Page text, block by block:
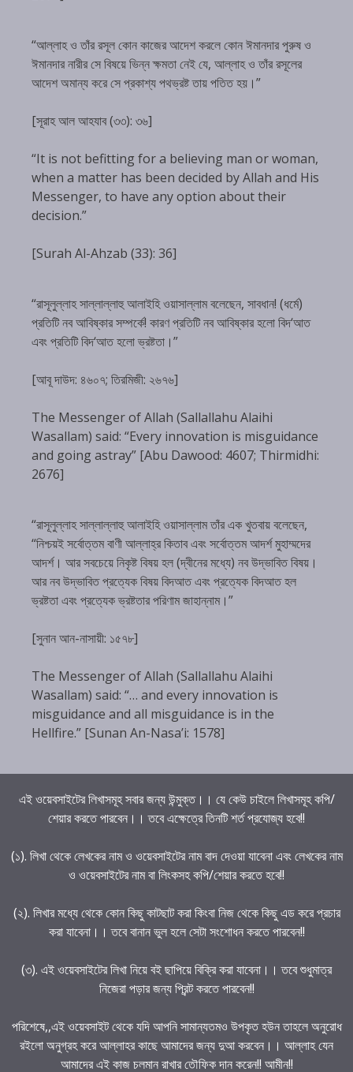
“আল্লাহ ও তাঁর রসূল কোন কাজের আদেশ করলে কোন ঈমানদার পুরুষ ও
ঈমানদার নারীর সে বিষয়ে ভিন্ন ক্ষমতা নেই যে, আল্লাহ ও তাঁর রসূলের
আদেশ অমান্য করে সে প্রকাশ্য পথভ্রষ্ট তায় পতিত হয়।”
[সূরাহ আল আহযাব (৩৩): ৩৬]
“It is not befitting for a believing man or woman,
when a matter has been decided by Allah and His
Messenger, to have any option about their
decision.”
[Surah Al-Ahzab (33): 36]
“রাসূলুল্লাহ সাল্লাল্লাহু আলাইহি ওয়াসাল্লাম বলেছেন, সাবধান! (ধর্মে)
প্রতিটি নব আবিষ্কার সম্পর্কে! কারণ প্রতিটি নব আবিষ্কার হলো বিদ‘আত
এবং প্রতিটি বিদ‘আত হলো ভ্রষ্টতা।”
[আবূ দাউদ: ৪৬০৭; তিরমিজী: ২৬৭৬]
The Messenger of Allah (Sallallahu Alaihi
Wasallam) said: “Every innovation is misguidance
and going astray” [Abu Dawood: 4607; Thirmidhi:
2676]
“রাসূলুল্লাহ সাল্লাল্লাহু আলাইহি ওয়াসাল্লাম তাঁর এক খুতবায় বলেছেন,
“নিশ্চয়ই সর্বোত্তম বাণী আল্লাহ্‌র কিতাব এবং সর্বোত্তম আদর্শ মুহাম্মদের
আদর্শ। আর সবচেয়ে নিকৃষ্ট বিষয় হল (দ্বীনের মধ্যে) নব উদ্ভাবিত বিষয়।
আর নব উদ্ভাবিত প্রত্যেক বিষয় বিদআত এবং প্রত্যেক বিদআত হল
ভ্রষ্টতা এবং প্রত্যেক ভ্রষ্টতার পরিণাম জাহান্নাম।”
[সুনান আন-নাসায়ী: ১৫৭৮]
The Messenger of Allah (Sallallahu Alaihi
Wasallam) said: “… and every innovation is
misguidance and all misguidance is in the
Hellfire.” [Sunan An-Nasa’i: 1578]
এই ওয়েবসাইটের লিখাসমূহ সবার জন্য উন্মুক্ত।। যে কেউ চাইলে লিখাসমূহ কপি/
শেয়ার করতে পারবেন।। তবে এক্ষেত্রে তিনটি শর্ত প্রযোজ্য হবে!!
(১). লিখা থেকে লেখকের নাম ও ওয়েবসাইটের নাম বাদ দেওয়া যাবেনা এবং লেখকের নাম
ও ওয়েবসাইটের নাম বা লিংকসহ কপি/শেয়ার করতে হবে!!
(২). লিখার মধ্যে থেকে কোন কিছু কাটছাট করা কিংবা নিজ থেকে কিছু এড করে প্রচার
করা যাবেনা।। তবে বানান ভুল হলে সেটা সংশোধন করতে পারবেন!!
(৩). এই ওয়েবসাইটের লিখা নিয়ে বই ছাপিয়ে বিক্রি করা যাবেনা।। তবে শুধুমাত্র
নিজেরা পড়ার জন্য প্রিন্ট করতে পারবেন!!
পরিশেষে,,এই ওয়েবসাইট থেকে যদি আপনি সামান্যতমও উপকৃত হউন তাহলে অনুরোধ
রইলো অনুগ্রহ করে আল্লাহর কাছে আমাদের জন্য দুআ করবেন।। আল্লাহ যেন
আমাদের এই কাজ চলমান রাখার তৌফিক দান করেন!! আমীন!!